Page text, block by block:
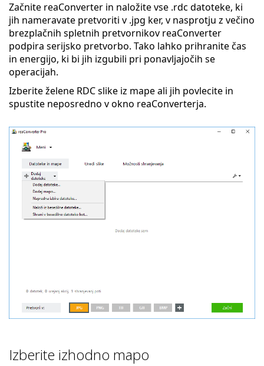
Začnite reaConverter in naložite vse .rdc datoteke, ki
jih nameravate pretvoriti v .jpg ker, v nasprotju z večino
brezplačnih spletnih pretvornikov reaConverter
podpira serijsko pretvorbo. Tako lahko prihranite čas
in energijo, ki bi jih izgubili pri ponavljajočih se
operacijah.
Izberite želene RDC slike iz mape ali jih povlecite in
spustite neposredno v okno reaConverterja.
Izberite izhodno mapo